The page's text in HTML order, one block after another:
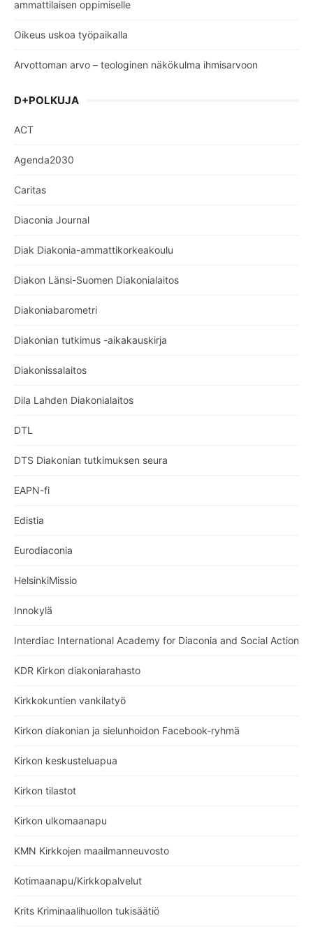
ammattilaisen oppimiselle
Oikeus uskoa työpaikalla
Arvottoman arvo – teologinen näkökulma ihmisarvoon
D+POLKUJA
ACT
Agenda2030
Caritas
Diaconia Journal
Diak Diakonia-ammattikorkeakoulu
Diakon Länsi-Suomen Diakonialaitos
Diakoniabarometri
Diakonian tutkimus -aikakauskirja
Diakonissalaitos
Dila Lahden Diakonialaitos
DTL
DTS Diakonian tutkimuksen seura
EAPN-fi
Edistia
Eurodiaconia
HelsinkiMissio
Innokylä
Interdiac International Academy for Diaconia and Social Action
KDR Kirkon diakoniarahasto
Kirkkokuntien vankilatyö
Kirkon diakonian ja sielunhoidon Facebook-ryhmä
Kirkon keskusteluapua
Kirkon tilastot
Kirkon ulkomaanapu
KMN Kirkkojen maailmanneuvosto
Kotimaanapu/Kirkkopalvelut
Krits Kriminaalihuollon tukisäätiö